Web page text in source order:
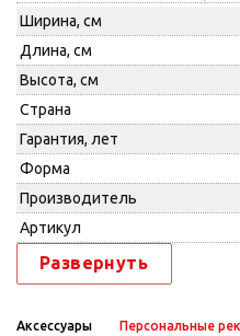
Ширина, см
Длина, см
Высота, см
Страна
Гарантия, лет
Форма
Производитель
Артикул
Развернуть
Аксессуары Персональные